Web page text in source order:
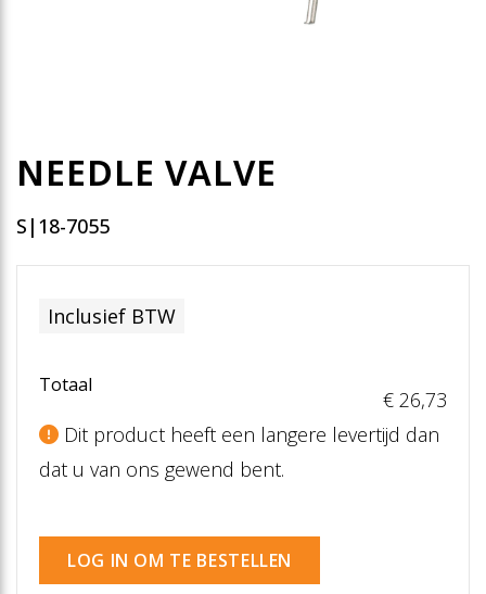
NEEDLE VALVE
S|18-7055
Inclusief BTW
Totaal
€ 26,73
Dit product heeft een langere levertijd dan
dat u van ons gewend bent.
LOG IN OM TE BESTELLEN